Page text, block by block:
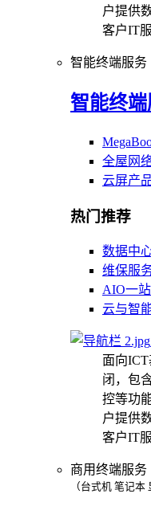
户提供
客户IT
智能终端服务
智能终
全屋网
云屏产
热门推荐
数据中
维保服
AIO一
云与智
面向
闭，包
控等功
户提供
客户IT
商用终端服务
（台式机 笔记本